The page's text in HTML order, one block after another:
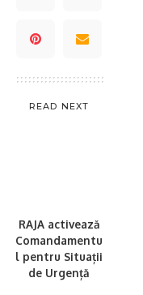
READ NEXT
RAJA activează
Comandamentu
l pentru Situații
de Urgență